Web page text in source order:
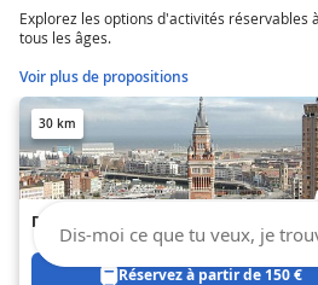
Explorez les options d'activités réservables
tous les âges.
Voir plus de propositions
30 km
Dunkerque (Dunkerque)
Réservez à partir de 150 €
Dis-moi ce que tu veux, je